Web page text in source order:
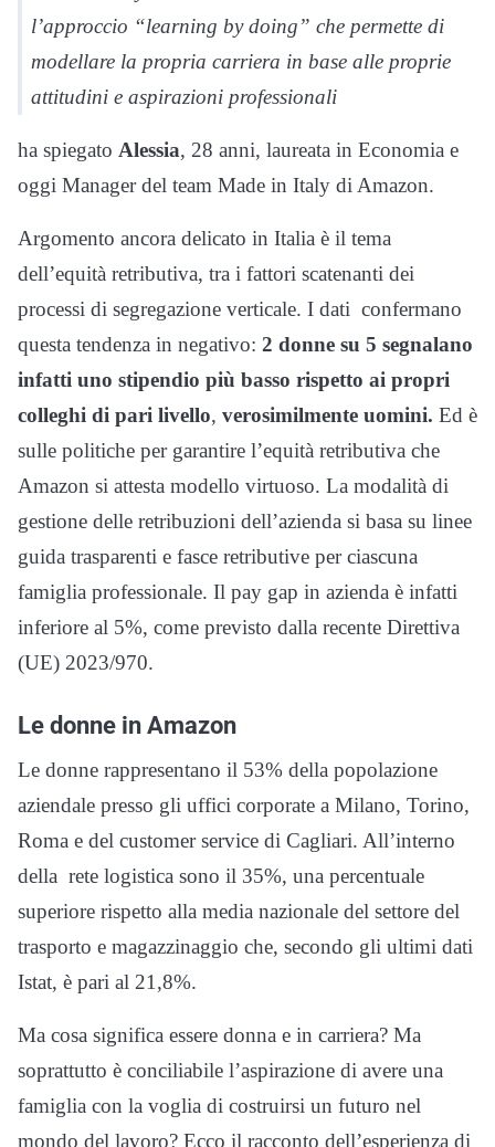
l’approccio “learning by doing” che permette di
modellare la propria carriera in base alle proprie
attitudini e aspirazioni professionali
ha spiegato Alessia, 28 anni, laureata in Economia e
oggi Manager del team Made in Italy di Amazon.
Argomento ancora delicato in Italia è il tema
dell’equità retributiva, tra i fattori scatenanti dei
processi di segregazione verticale. I dati confermano
questa tendenza in negativo: 2 donne su 5 segnalano
infatti uno stipendio più basso rispetto ai propri
colleghi di pari livello, verosimilmente uomini. Ed è
sulle politiche per garantire l’equità retributiva che
Amazon si attesta modello virtuoso. La modalità di
gestione delle retribuzioni dell’azienda si basa su linee
guida trasparenti e fasce retributive per ciascuna
famiglia professionale. Il pay gap in azienda è infatti
inferiore al 5%, come previsto dalla recente Direttiva
(UE) 2023/970.
Le donne in Amazon
Le donne rappresentano il 53% della popolazione
aziendale presso gli uffici corporate a Milano, Torino,
Roma e del customer service di Cagliari. All’interno
della rete logistica sono il 35%, una percentuale
superiore rispetto alla media nazionale del settore del
trasporto e magazzinaggio che, secondo gli ultimi dati
Istat, è pari al 21,8%.
Ma cosa significa essere donna e in carriera? Ma
soprattutto è conciliabile l’aspirazione di avere una
famiglia con la voglia di costruirsi un futuro nel
mondo del lavoro? Ecco il racconto dell’esperienza di